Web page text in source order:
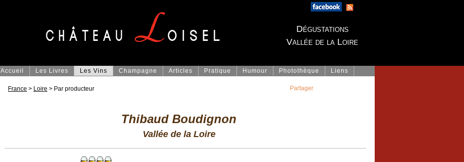
Dégustations
Vallée de la Loire
Accueil Les Livres Les Vins Champagne Articles Pratique Humour Photothèque Liens
France > Loire > Par producteur
Thibaud Boudignon
Vallée de la Loire
Partager